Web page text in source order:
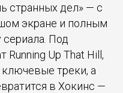
странных дел» — с
экране и полным
Под
Up That Hill,
треки, а
в Хокинс —